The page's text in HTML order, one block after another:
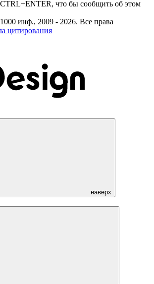
что бы сообщить об этом
инф., 2009 - 2026. Все права
цитирования
наверх